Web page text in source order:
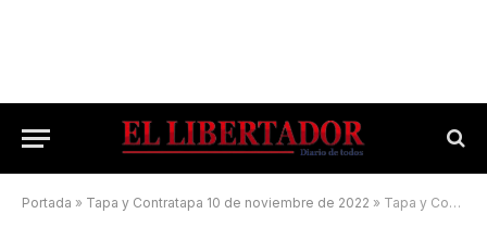
Portada » Tapa y Contratapa 10 de noviembre de 2022 » Tapa y Contratapa 21 de julio de 2023